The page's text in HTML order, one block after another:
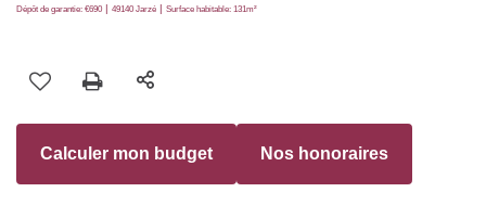
Dépôt de garantie: €690 | 49140 Jarzé | Surface habitable: 131m²
Calculer mon budget Nos honoraires